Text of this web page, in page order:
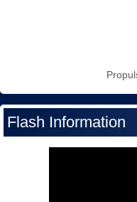
Flash Information